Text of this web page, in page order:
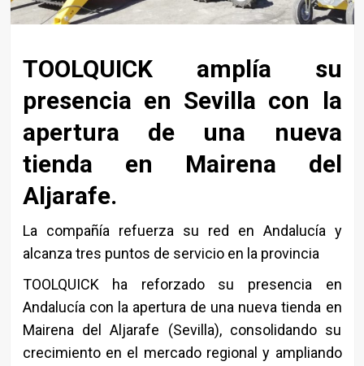
TOOLQUICK amplía su
presencia en Sevilla con la
apertura de una nueva
tienda en Mairena del
Aljarafe.
La compañía refuerza su red en Andalucía y
alcanza tres puntos de servicio en la provincia
TOOLQUICK ha reforzado su presencia en
Andalucía con la apertura de una nueva tienda en
Mairena del Aljarafe (Sevilla), consolidando su
crecimiento en el mercado regional y ampliando